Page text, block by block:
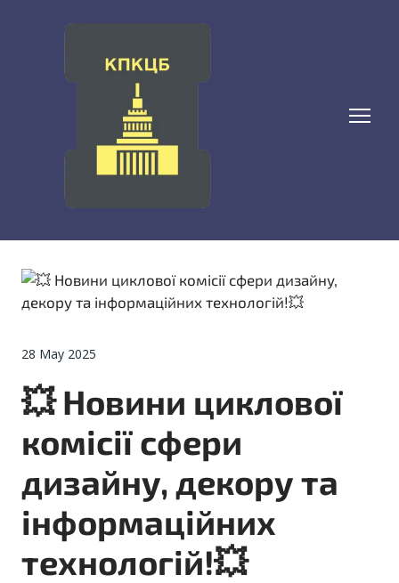
28 May 2025
💥 Новини циклової
комісії сфери
дизайну, декору та
інформаційних
технологій!💥